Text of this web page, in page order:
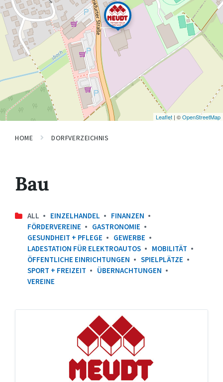
Leaflet | ©OpenStreetMap
HOME DORFVERZEICHNIS
Bau
ALL EINZELHANDEL
FINANZEN
FÖRDERVEREINE
GASTRONOMIE
GESUNDHEIT + PFLEGE
GEWERBE
LADESTATION FÜR ELEKTROAUTOS
MOBILITÄT
ÖFFENTLICHE EINRICHTUNGEN
SPIELPLÄTZE
SPORT + FREIZEIT
ÜBERNACHTUNGEN
VEREINE